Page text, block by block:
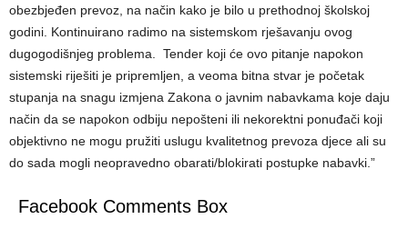
obezbjeđen prevoz, na način kako je bilo u prethodnoj školskoj
godini. Kontinuirano radimo na sistemskom rješavanju ovog
dugogodišnjeg problema. Tender koji će ovo pitanje napokon
sistemski riješiti je pripremljen, a veoma bitna stvar je početak
stupanja na snagu izmjena Zakona o javnim nabavkama koje daju
način da se napokon odbiju nepošteni ili nekorektni ponuđači koji
objektivno ne mogu pružiti uslugu kvalitetnog prevoza djece ali su
do sada mogli neopravedno obarati/blokirati postupke nabavki.”
Facebook Comments Box